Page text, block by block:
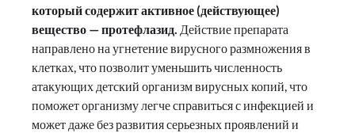
который содержит активное (действующее)
вещество — протефлазид. Действие препарата
направлено на угнетение вирусного размножения в
клетках, что позволит уменьшить численность
атакующих детский организм вирусных копий, что
поможет организму легче справиться с инфекцией и
может даже без развития серьезных проявлений и